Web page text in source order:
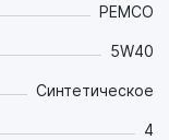
качества (с
запаса
в сочетании
PEMCO
5W40
Синтетическое
4